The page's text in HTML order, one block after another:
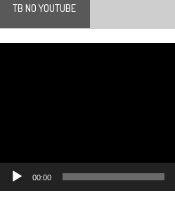
TB NO YOUTUBE
00:00